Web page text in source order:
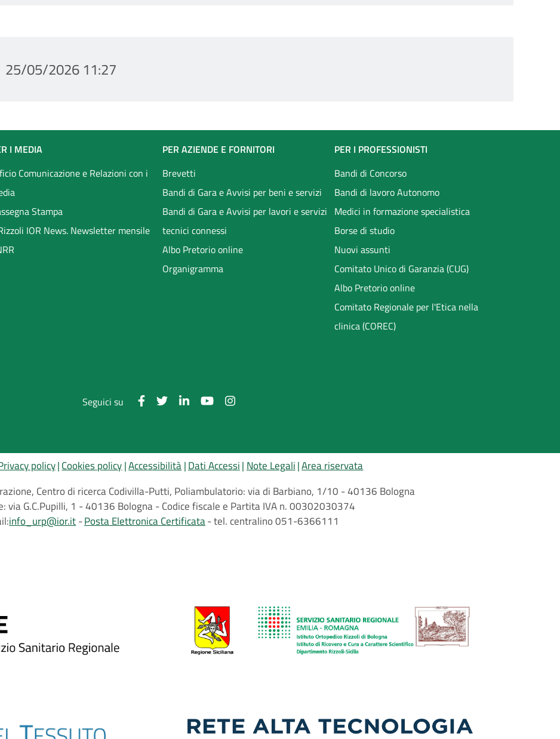
25/05/2026 11:27
I MEDIA
Comunicazione e Relazioni con i
Stampa
IOR News. Newsletter mensile
PER AZIENDE E FORNITORI
Brevetti
Bandi di Gara e Avvisi per beni e servizi
Bandi di Gara e Avvisi per lavori e servizi
tecnici connessi
Albo Pretorio online
Organigramma
PER I PROFESSIONISTI
Bandi di Concorso
Bandi di lavoro Autonomo
Medici in formazione specialistica
Borse di studio
Nuovi assunti
Comitato Unico di Garanzia (CUG)
Albo Pretorio online
Comitato Regionale per l'Etica nella
clinica (COREC)
Seguici su
policy Cookies policy Accessibilità Dati Accessi Note Legali Area riservata
Centro di ricerca Codivilla-Putti, Poliambulatorio: via di Barbiano, 1/10 - 40136 Bologna
via G.C.Pupilli, 1 - 40136 Bologna - Codice fiscale e Partita IVA n. 00302030374
info_urp@ior.it Posta Elettronica Certificata tel. centralino 051-6366111